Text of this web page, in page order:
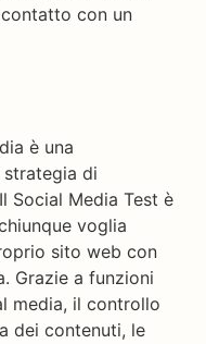
con un
è una
strategia di
Social Media Test è
voglia
sito web con
Grazie a funzioni
media, il controllo
dei contenuti, le